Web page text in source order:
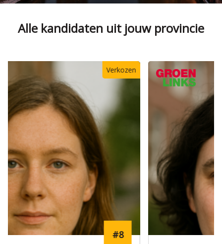
Alle kandidaten uit jouw provincie
Verkozen
#3